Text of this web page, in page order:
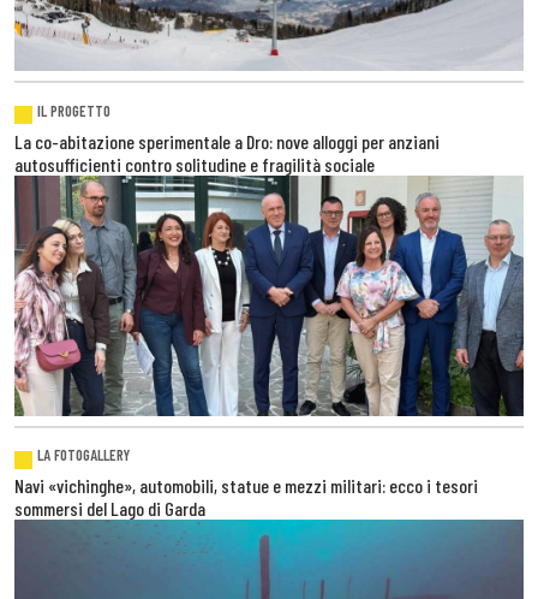
IL PROGETTO
La co-abitazione sperimentale a Dro: nove alloggi per anziani
autosufficienti contro solitudine e fragilità sociale
LA FOTOGALLERY
Navi «vichinghe», automobili, statue e mezzi militari: ecco i tesori
sommersi del Lago di Garda